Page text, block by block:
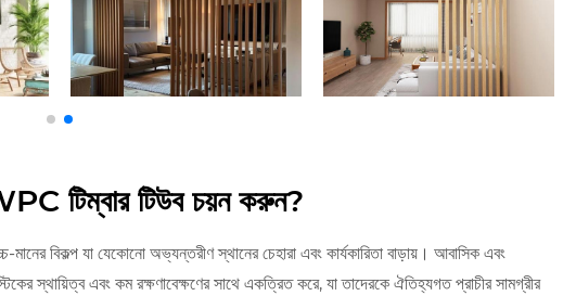
টিম্বার টিউব চয়ন করুন?
বিকল্প যা যেকোনো অভ্যন্তরীণ স্থানের চেহারা এবং কার্যকারিতা বাড়ায়। আবাসিক এবং
স্থায়িত্ব এবং কম রক্ষণাবেক্ষণের সাথে একত্রিত করে, যা তাদেরকে ঐতিহ্যগত প্রাচীর সামগ্রীর